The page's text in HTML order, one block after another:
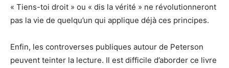
« Tiens-toi droit » ou « dis la vérité » ne révolutionneront
pas la vie de quelqu’un qui applique déjà ces principes.
Enfin, les controverses publiques autour de Peterson
peuvent teinter la lecture. Il est difficile d’aborder ce livre